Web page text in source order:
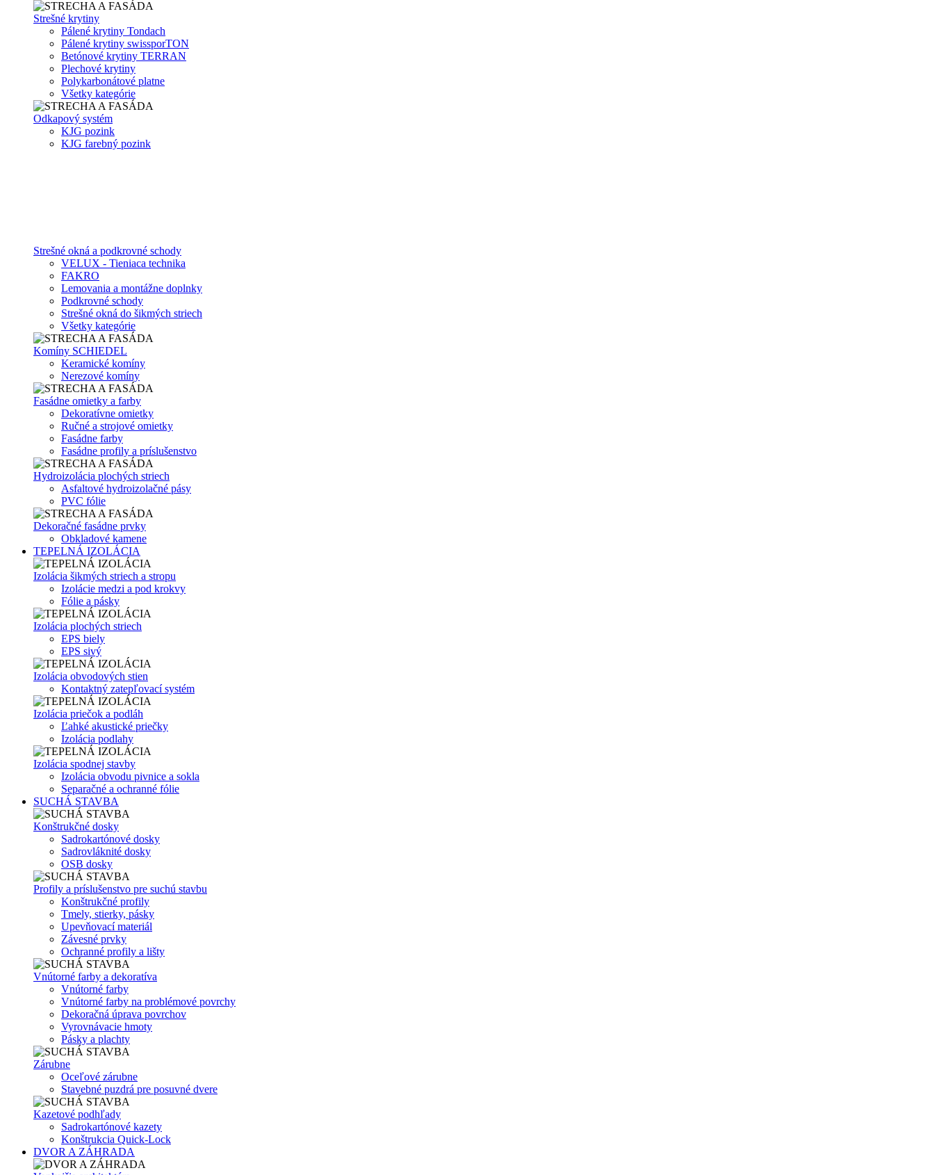
Strešné krytiny
Pálené krytiny Tondach
Pálené krytiny swissporTON
Betónové krytiny TERRAN
Plechové krytiny
Polykarbonátové platne
Všetky kategórie
Odkapový systém
KJG pozink
KJG farebný pozink
Strešné okná a podkrovné schody
VELUX - Tieniaca technika
FAKRO
Lemovania a montážne doplnky
Podkrovné schody
Strešné okná do šikmých striech
Všetky kategórie
Komíny SCHIEDEL
Keramické komíny
Nerezové komíny
Fasádne omietky a farby
Dekoratívne omietky
Ručné a strojové omietky
Fasádne farby
Fasádne profily a príslušenstvo
Hydroizolácia plochých striech
Asfaltové hydroizolačné pásy
PVC fólie
Dekoračné fasádne prvky
Obkladové kamene
TEPELNÁ IZOLÁCIA
Izolácia šikmých striech a stropu
Izolácie medzi a pod krokvy
Fólie a pásky
Izolácia plochých striech
EPS biely
EPS sivý
Izolácia obvodových stien
Kontaktný zatepľovací systém
Izolácia priečok a podláh
Ľahké akustické priečky
Izolácia podlahy
Izolácia spodnej stavby
Izolácia obvodu pivnice a sokla
Separačné a ochranné fólie
SUCHÁ STAVBA
Konštrukčné dosky
Sadrokartónové dosky
Sadrovláknité dosky
OSB dosky
Profily a príslušenstvo pre suchú stavbu
Konštrukčné profily
Tmely, stierky, pásky
Upevňovací materiál
Závesné prvky
Ochranné profily a lišty
Vnútorné farby a dekoratíva
Vnútorné farby
Vnútorné farby na problémové povrchy
Dekoračná úprava povrchov
Vyrovnávacie hmoty
Pásky a plachty
Zárubne
Oceľové zárubne
Stavebné puzdrá pre posuvné dvere
Kazetové podhľady
Sadrokartónové kazety
Konštrukcia Quick-Lock
DVOR A ZÁHRADA